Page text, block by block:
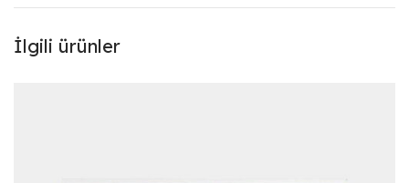
İlgili ürünler